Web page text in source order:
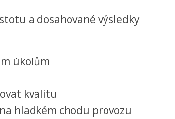
a dosahované výsledky
úkolům
kvalitu
hladkém chodu provozu